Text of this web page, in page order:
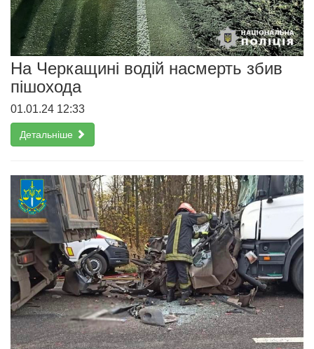
На Черкащині водій насмерть збив
пішохода
01.01.24 12:33
Детальніше